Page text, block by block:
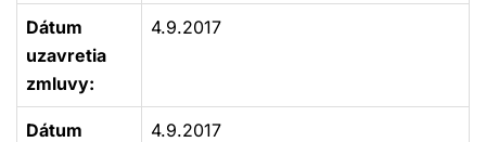
Dátum
uzavretia
zmluvy:
4.9.2017
Dátum
4.9.2017